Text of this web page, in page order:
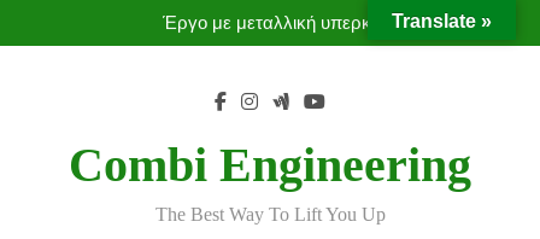
to
Έργο με μεταλλική υπερκατασκευή
Moffett Taxi
Ταινίες μεταφοράς προϊόντων χωρίς χρήση κλαρκ
Έργο με μεταλλική υπερκατασκευή
Combi Engineering
The Best Way To Lift You Up
Translate »